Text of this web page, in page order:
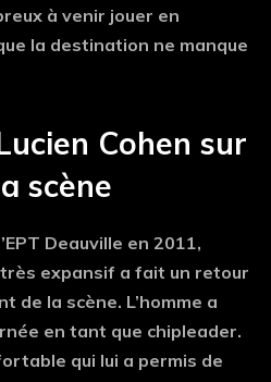
à venir jouer en
la destination ne manque
Cohen sur
scène
Deauville en 2011,
expansif a fait un retour
de la scène. L’homme a
en tant que chipleader.
qui lui a permis de